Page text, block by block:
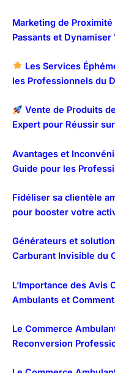
Marketing de
Passants et
Les Services
les Professionnels du
Vente de Produits
Expert pour Réussir
Avantages et
Guide pour les
Fidéliser sa clientèle
pour booster votre
Générateurs et
Carburant Invisible du
L’Importance des Avis
Ambulants et
Le Commerce
Reconversion